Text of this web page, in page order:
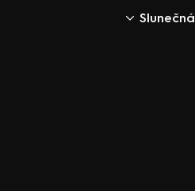
Slunečná